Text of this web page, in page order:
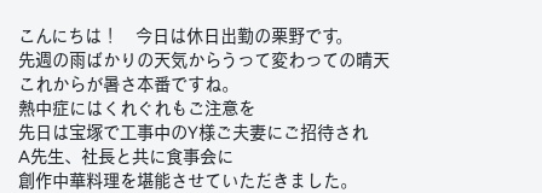
こんにちは！ 今日は休日出勤の栗野です。
先週の雨ばかりの天気からうって変わっての晴天
これからが暑さ本番ですね。
熱中症にはくれぐれもご注意を
先日は宝塚で工事中のY様ご夫妻にご招待され
A先生、社長と共に食事会に
創作中華料理を堪能させていただきました。